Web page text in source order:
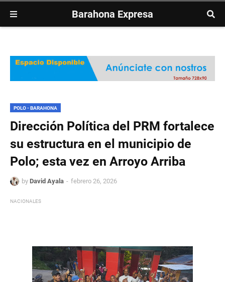
Barahona Expresa
POLO - BARAHONA
Dirección Política del PRM fortalece
su estructura en el municipio de
Polo; esta vez en Arroyo Arriba
by David Ayala febrero 26, 2026
NACIONALES